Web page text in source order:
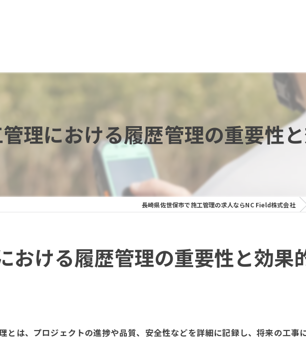
理における履歴管理の重要性
長崎県佐世保市で施工管理の求人ならNC Field株式会社
おける履歴管理の重要性と効果
とは、プロジェクトの進捗や品質、安全性などを詳細に記録し、将来の工事